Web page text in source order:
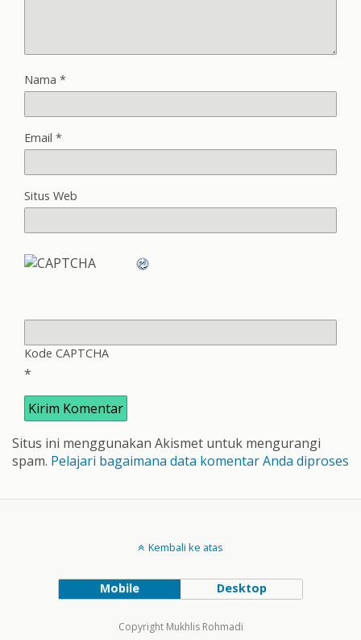
Nama *
Email *
Situs Web
Kode CAPTCHA
*
Situs ini menggunakan Akismet untuk mengurangi
spam. Pelajari bagaimana data komentar Anda diproses
Kembali ke atas
Mobile Desktop
Copyright Mukhlis Rohmadi